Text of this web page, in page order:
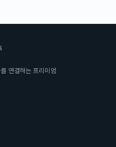
연결하는 프리미엄